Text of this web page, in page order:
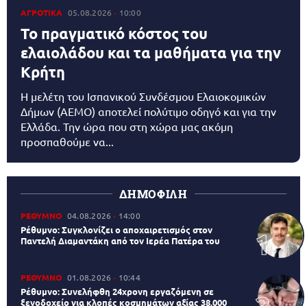
ΑΓΡΟΤΙΚΑ 05.08.2026 10:00
Το πραγματικό κόστος του
ελαιολάδου και τα μαθήματα για την
Κρήτη
Η μελέτη του Ισπανικού Συνδέσμου Ελαιοκομικών
Δήμων (AEMO) αποτελεί πολύτιμο οδηγό και για την
Ελλάδα. Την ώρα που στη χώρα μας ακόμη
προσπαθούμε να...
ΔΗΜΟΦΙΛΗ
ΡΕΘΥΜΝΟ 04.08.2026 14:00
Ρέθυμνο: Συγκλονίζει ο αποχαιρετισμός στον
Παντελή Διαμαντάκη από τον Ιερέα Πατέρα του
ΡΕΘΥΜΝΟ 01.08.2026 10:44
Ρέθυμνο: Συνελήφθη 24χρονη εργαζόμενη σε
ξενοδοχείο για κλοπές κοσμημάτων αξίας 38.000